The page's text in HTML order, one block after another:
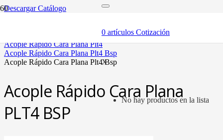
0 artículos Cotización
X
No hay productos en la lista
Descargar Catálogo
acople rápido cara plana plt4
acople rápido cara plana plt4 bsp
acople rápido cara plana plt4 bsp
Acople Rápido Cara Plana
PLT4 BSP